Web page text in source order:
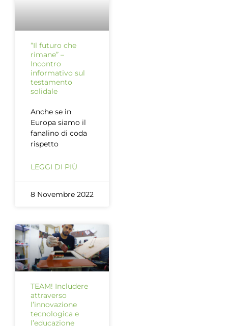
“Il futuro che
rimane” –
Incontro
informativo sul
testamento
solidale
Anche se in
Europa siamo il
fanalino di coda
rispetto
LEGGI DI PIÙ
8 Novembre 2022
TEAM! Includere
attraverso
l’innovazione
tecnologica e
l’educazione